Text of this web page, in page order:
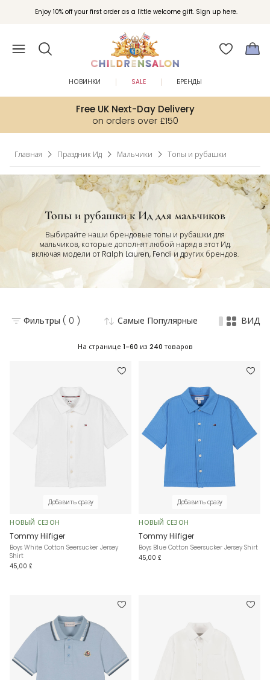
Enjoy 10% off your first order as a little welcome gift. Sign up here.
Вступайте в клуб Бонусы Childrensalon для эксклюзивных привилегий при
покупках.
Free UK Next-Day Delivery
on orders over £150
НОВИНКИ SALE БРЕНДЫ
Главная Праздник Ид Мальчики Топы и рубашки
Топы и рубашки к Ид для мальчиков
Выбирайте наши брендовые топы и рубашки для
мальчиков, которые дополнят любой наряд в этот Ид,
включая модели от Ralph Lauren, Fendi и других брендов.
Фильтры ( 0 ) Самые Популярные ВИД
На странице 1-60 из 240 товаров
Добавить сразу
НОВЫЙ СЕЗОН
Tommy Hilfiger
Boys White Cotton Seersucker Jersey
Shirt
45,00 £
Добавить сразу
НОВЫЙ СЕЗОН
Tommy Hilfiger
Boys Blue Cotton Seersucker Jersey Shirt
45,00 £